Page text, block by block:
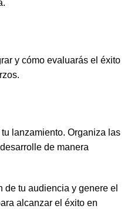
y cómo evaluarás el éxito
lanzamiento. Organiza las
de manera
tu audiencia y genere el
alcanzar el éxito en